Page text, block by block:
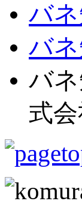
バ
バ
バ
式会